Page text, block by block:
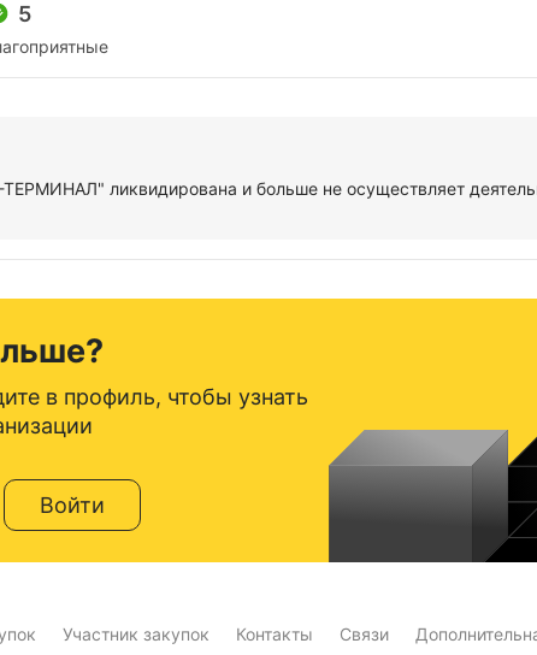
5
ликвидирована и больше не осуществляет
в профиль, чтобы узнать
Войти
Участник закупок Контакты Связи